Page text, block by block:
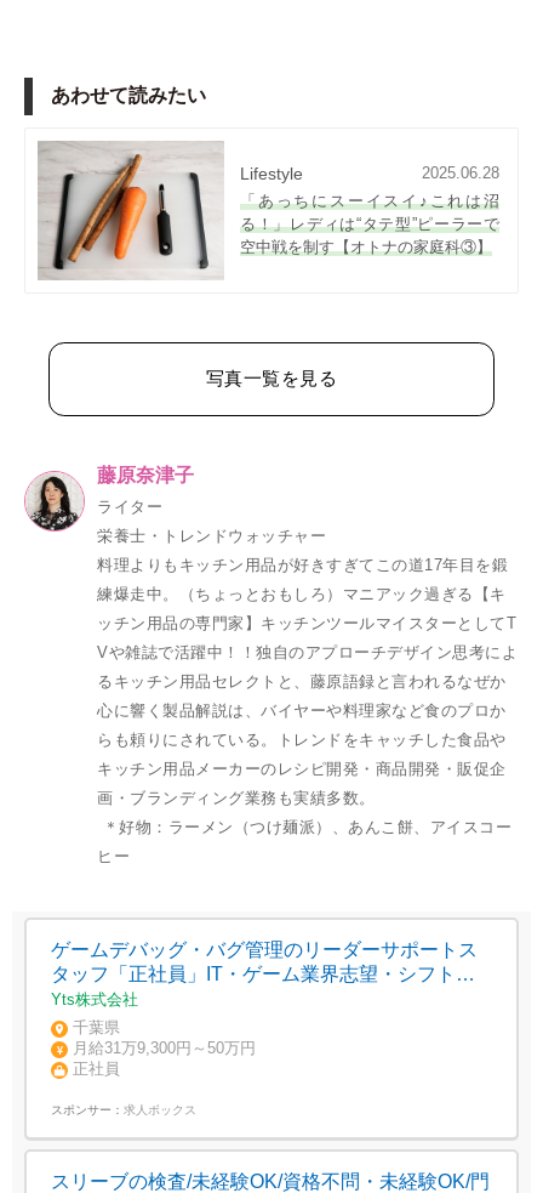
あわせて読みたい
Lifestyle
2025.06.28
「あっちにスーイスイ♪これは沼
る！」レディは“タテ型”ピーラーで
空中戦を制す【オトナの家庭科③】
写真一覧を見る
藤原奈津子
ライター
栄養士・トレンドウォッチャー
料理よりもキッチン用品が好きすぎてこの道17年目を鍛
練爆走中。（ちょっとおもしろ）マニアック過ぎる【キ
ッチン用品の専門家】キッチンツールマイスターとしてT
Vや雑誌で活躍中！！独自のアプローチデザイン思考によ
るキッチン用品セレクトと、藤原語録と言われるなぜか
心に響く製品解説は、バイヤーや料理家など食のプロか
らも頼りにされている。トレンドをキャッチした食品や
キッチン用品メーカーのレシピ開発・商品開発・販促企
画・ブランディング業務も実績多数。
＊好物：ラーメン（つけ麺派）、あんこ餅、アイスコー
ヒー
ゲームデバッグ・バグ管理のリーダーサポートス
タッフ「正社員」IT・ゲーム業界志望・シフト相
談可/ゲームスキル習得
Yts株式会社
千葉県
月給31万9,300円～50万円
正社員
スポンサー： 求人ボックス
スリーブの検査/未経験OK/資格不問・未経験OK/門